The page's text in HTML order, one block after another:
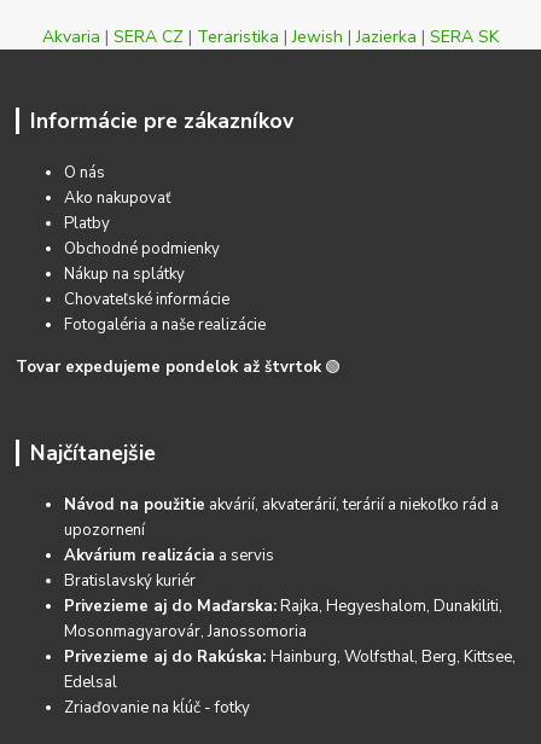
Akvaria | SERA CZ | Teraristika |Jewish |Jazierka | SERA SK
Informácie pre zákazníkov
O nás
Ako nakupovať
Platby
Obchodné podmienky
Nákup na splátky
Chovateľské informácie
Fotogaléria a naše realizácie
Tovar expedujeme pondelok až štvrtok 🟢
Najčítanejšie
Návod na použitie akvárií, akvaterárií, terárií a niekoľko rád a
upozornení
Akvárium realizácia a servis
Bratislavský kuriér
Privezieme aj do Maďarska:Rajka, Hegyeshalom, Dunakiliti,
Mosonmagyarovár, Janossomoria
Privezieme aj do Rakúska:Hainburg, Wolfsthal, Berg, Kittsee,
Edelsal
Zriaďovanie na kĺúč - fotky